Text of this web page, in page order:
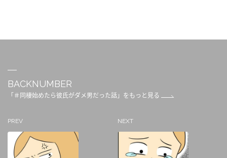
BACKNUMBER
「＃同棲始めたら彼氏がダメ男だった話」をもっと見る
PREV NEXT